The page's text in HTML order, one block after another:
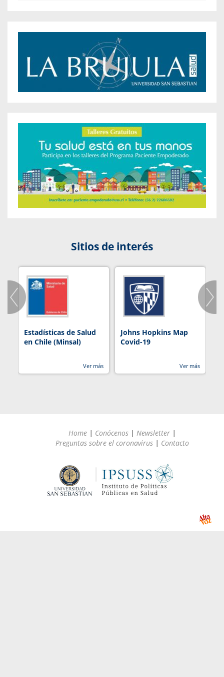
Sitios de interés
Estadísticas de Salud
en Chile (Minsal)
Ver más
Johns Hopkins Map
Covid-19
Ver más
Home | Conócenos | Newsletter |
Preguntas sobre el coronavirus | Contacto